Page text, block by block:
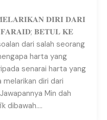
𝐃𝐈𝐑𝐈 𝐃𝐀𝐑𝐈
𝐁𝐄𝐓𝐔𝐋 𝐊𝐄
dari salah seorang
harta yang
senarai harta yang
diri dari
Min dah
dibawah….